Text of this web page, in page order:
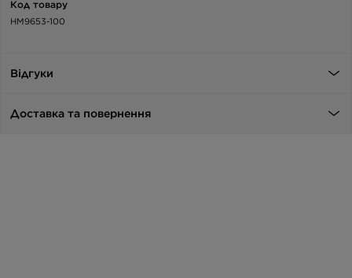
Код товару
HM9653-100
Відгуки
Доставка та повернення